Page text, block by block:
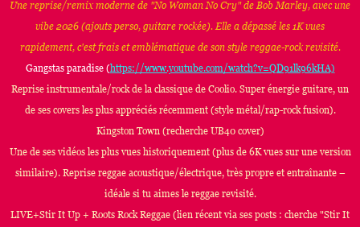
Une reprise/remix moderne de "No Woman No Cry" de Bob Marley, avec une
vibe 2026 (ajouts perso, guitare rockée). Elle a dépassé les 1K vues
rapidement, c'est frais et emblématique de son style reggae-rock revisité.
Gangstas paradise (https://www.youtube.com/watch?v=QD91lk96kHA)
Reprise instrumentale/rock de la classique de Coolio. Super énergie guitare, un
de ses covers les plus appréciés récemment (style métal/rap-rock fusion).
Kingston Town (recherche UB40 cover)
Une de ses vidéos les plus vues historiquement (plus de 6K vues sur une version
similaire). Reprise reggae acoustique/électrique, très propre et entraînante –
idéale si tu aimes le reggae revisité.
LIVE+Stir It Up + Roots Rock Reggae (lien récent via ses posts : cherche "Stir It